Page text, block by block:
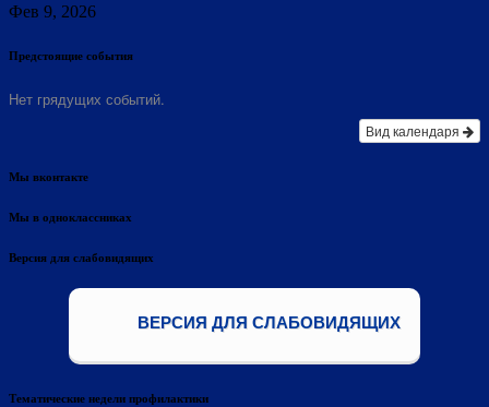
Фев 9, 2026
Предстоящие события
Нет грядущих событий.
Вид календаря
Мы вконтакте
Мы в одноклассниках
Версия для слабовидящих
ВЕРСИЯ ДЛЯ СЛАБОВИДЯЩИХ
Тематические недели профилактики